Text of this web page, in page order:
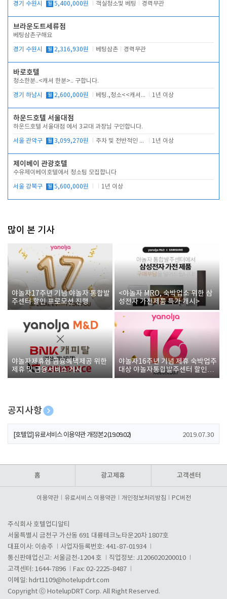
경기 수원시 월 5,400,000원 객실청소및 베팅 경력무관
브라운도트세류점
베팅삼촌구해요
경기 수원시 월 2,316,930원 베팅삼촌 경력무관
바로호텔
청소한분..<캐셔 한분>.. 구합니다.
경기 하남시 월 2,600,000원 베팅.,청소<<캐셔 모셔봅니다. 1년 이상
하운드호텔 서울대점
하운드호텔 서울대점 에서 3교대 과장님 구인합니다.
서울 관악구 월 3,099,270원 주차 및 전반적인 당번업무 1년 이상
제이베이 관광호텔
수유제이베이호텔에서 청소팀 모집합니다
서울 강북구 월 5,600,000원 1년 이상
많이 본 기사
야놀자17주년 기념 야놀자 통합발
주센터 할인 프로모션 진행
<야놀자 MRO, 숙박업소 위한 삼
성전자 가전제품 특가 개시>
야놀자제휴점 금융혜택제공 위한
제휴 및 금융서비스 게시
야놀자16주년 기념 제휴 숙박업주
대상 야놀자통합발주센터 할인쿠
폰 증정
공지사항
[호텔업] 개인정보 처리방침 개정본1 (19.09.02)
[호텔업] 유료서비스 이용약관 개정본2 (19.09.02) 2019.07.30
홈 광고제휴 고객센터
이용약관 유료서비스 이용약관 개인정보처리방침 PC버전
주식회사 호텔업디알티
서울특별시 금천구 가산동 691 대륭테크노타운20차 1807호
대표이사: 이송주
사업자등록번호: 441-87-01934
통신판매업신고: 서울금천-1204 호
직업정보: J1206020200010
고객센터: 1644-7896
Fax: 02-2225-8487
이메일: hdrt1109@hotelupdrt.com
Copyright ⓒ HotelupDRT Corp. All Right Reserved.